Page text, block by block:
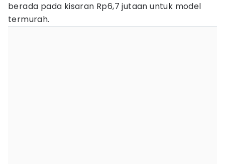
berada pada kisaran Rp6,7 jutaan untuk model
termurah.